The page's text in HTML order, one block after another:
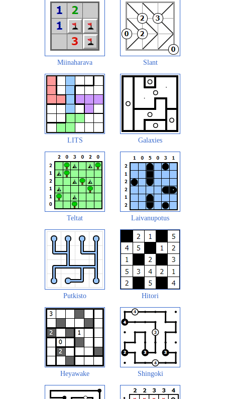
Miinaharava Slant
LITS Galaxies
Teltat Laivanupotus
Putkisto Hitori
Heyawake Shingoki